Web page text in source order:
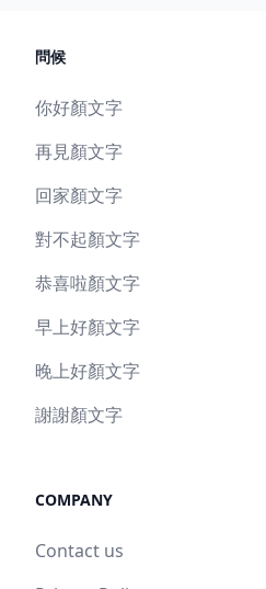
問候
你好顏文字
再見顏文字
回家顏文字
對不起顏文字
恭喜啦顏文字
早上好顏文字
晚上好顏文字
謝謝顏文字
COMPANY
Contact us